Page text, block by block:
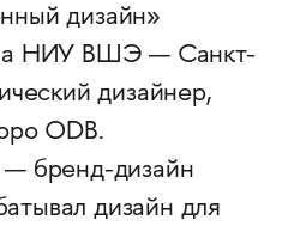
дизайн»
НИУ ВШЭ — Санкт-
дизайнер,
ODB.
бренд-дизайн
дизайн для